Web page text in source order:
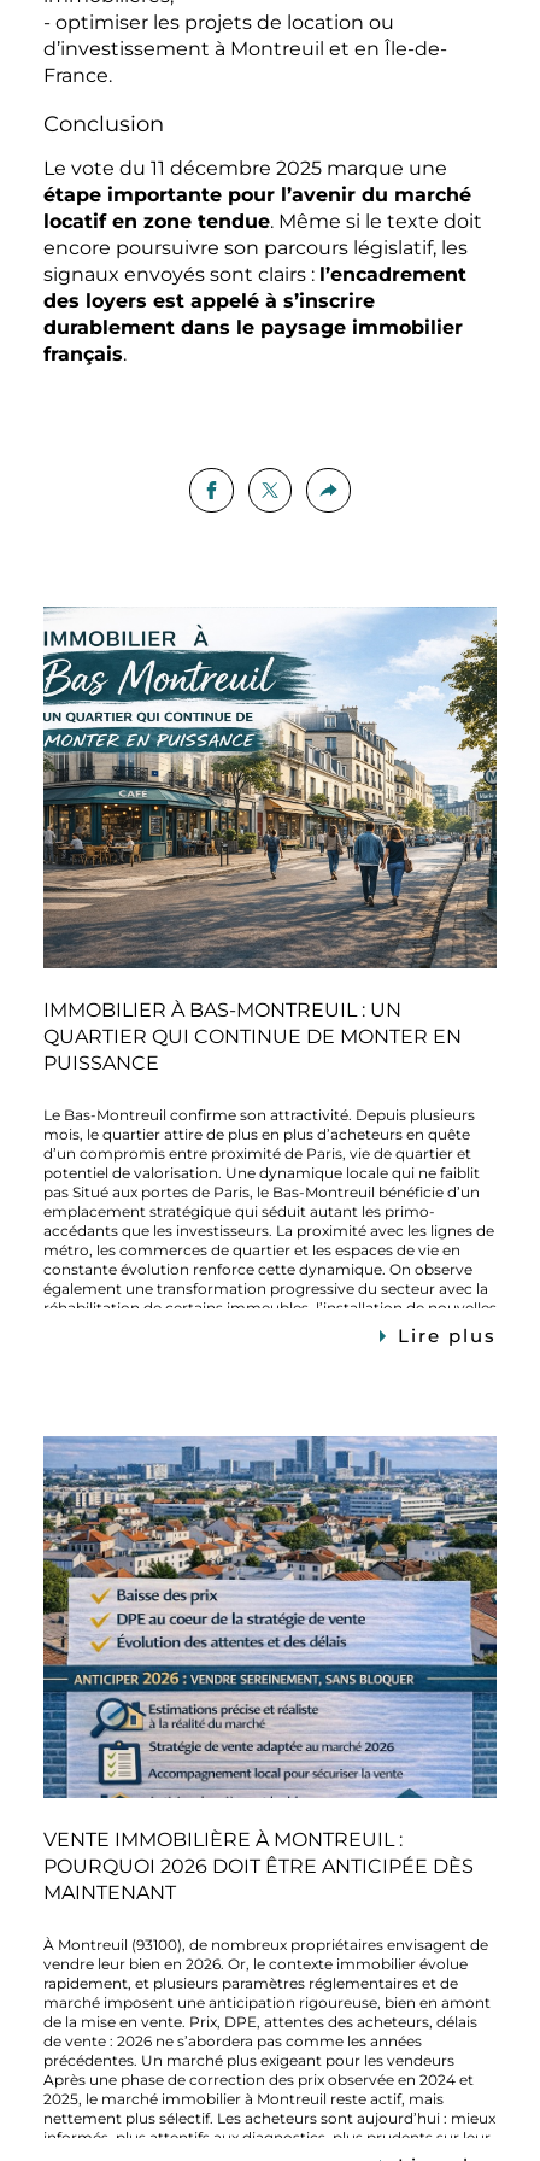
- optimiser les projets de location ou
d’investissement à Montreuil et en Île-de-
France.
Conclusion
Le vote du 11 décembre 2025 marque une
étape importante pour l’avenir du marché
locatif en zone tendue. Même si le texte doit
encore poursuivre son parcours législatif, les
signaux envoyés sont clairs : l’encadrement
des loyers est appelé à s’inscrire
durablement dans le paysage immobilier
français.
IMMOBILIER À BAS-MONTREUIL : UN
QUARTIER QUI CONTINUE DE MONTER EN
PUISSANCE
Le Bas-Montreuil confirme son attractivité. Depuis plusieurs
mois, le quartier attire de plus en plus d’acheteurs en quête
d’un compromis entre proximité de Paris, vie de quartier et
potentiel de valorisation. Une dynamique locale qui ne faiblit
pas Situé aux portes de Paris, le Bas-Montreuil bénéficie d’un
emplacement stratégique qui séduit autant les primo-
accédants que les investisseurs. La proximité avec les lignes de
métro, les commerces de quartier et les espaces de vie en
constante évolution renforce cette dynamique. On observe
également une transformation progressive du secteur avec la
réhabilitation de certains immeubles, l’installation de nouvelles
activités et une vie de quartier de plus en plus animée. Ce type
d’évolution contribue à renforcer l’image du Bas-Montreuil
soutenue. Les biens bien situés et correctement estimés
trouvent preneur rapidement, parfois avec peu de
négociation. Pour les acheteurs, la tension du marché impose
d’être réactif. Les opportunités existent encore, notamment
sur des biens à rénover ou avec un fort potentiel, mais elles
nécessitent un accompagnement précis pour éviter de passer
à côté. Les investisseurs, quant à eux, continuent de
s’intéresser au secteur pour sa capacité à se valoriser dans le
temps, particulièrement grâce à son emplacement et à son
évolution constante. Ce qu’il faut retenir si vous avez un projet
immobilier Le Bas-Montreuil reste aujourd’hui un secteur
stratégique en Île-de-France. Que vous souhaitiez vendre ou
acheter, le timing et l’accompagnement sont essentiels pour
tirer le meilleur parti du marché actuel. Un bien mal positionné
peut perdre en visibilité, tandis qu’un bien bien estimé peut
générer une forte concurrence entre acquéreurs. Passez à
l’action Vous avez un projet de vente ou d’achat à Bas
Montreuil ? Contactez notre agence pour une estimation
précise de votre bien ou pour être accompagné dans votre
sécuriser votre projet et d’optimiser votre résultat.
Lire plus
VENTE IMMOBILIÈRE À MONTREUIL :
POURQUOI 2026 DOIT ÊTRE ANTICIPÉE DÈS
MAINTENANT
À Montreuil (93100), de nombreux propriétaires envisagent de
vendre leur bien en 2026. Or, le contexte immobilier évolue
rapidement, et plusieurs paramètres réglementaires et de
marché imposent une anticipation rigoureuse, bien en amont
de la mise en vente. Prix, DPE, attentes des acheteurs, délais
de vente : 2026 ne s’abordera pas comme les années
précédentes. Un marché plus exigeant pour les vendeurs
Après une phase de correction des prix observée en 2024 et
2025, le marché immobilier à Montreuil reste actif, mais
nettement plus sélectif. Les acheteurs sont aujourd’hui : mieux
informés, plus attentifs aux diagnostics, plus prudents sur leur
capacité d’emprunt, et plus enclins à négocier lorsque des